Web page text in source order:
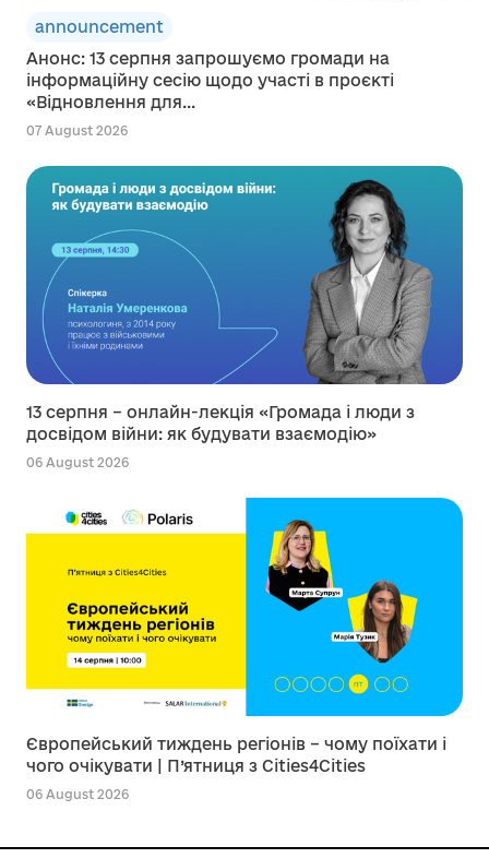
announcement
Анонс: 13 серпня запрошуємо громади на
інформаційну сесію щодо участі в проєкті
«Відновлення для...
07 August 2026
13 серпня – онлайн-лекція «Громада і люди з
досвідом війни: як будувати взаємодію»
06 August 2026
Європейський тиждень регіонів – чому поїхати і
чого очікувати | П’ятниця з Cities4Cities
06 August 2026